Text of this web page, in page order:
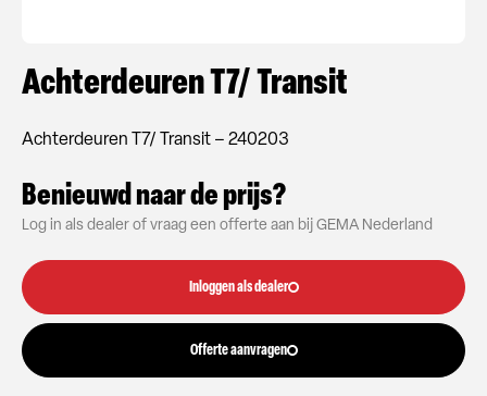
Achterdeuren T7/ Transit
Achterdeuren T7/ Transit – 240203
Benieuwd naar de prijs?
Log in als dealer of vraag een offerte aan bij GEMA Nederland
Inloggen als dealer
Offerte aanvragen